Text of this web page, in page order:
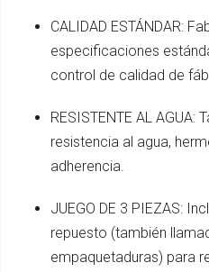
CALIDAD ESTÁNDAR:
especificaciones
control de calidad de
RESISTENTE AL AGUA:
resistencia al agua,
adherencia.
JUEGO DE 3 PIEZAS:
repuesto (también
empaquetaduras) para